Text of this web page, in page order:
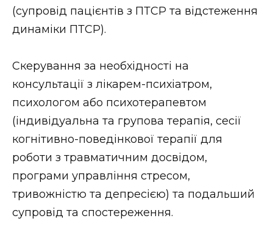
(супровід пацієнтів з ПТСР та відстеження
динаміки ПТСР).
Скерування за необхідності на
консультації з лікарем-психіатром,
психологом або психотерапевтом
(індивідуальна та групова терапія, сесії
когнітивно-поведінкової терапії для
роботи з травматичним досвідом,
програми управління стресом,
тривожністю та депресією) та подальший
супровід та спостереження.